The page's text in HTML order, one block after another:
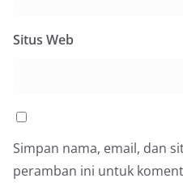
Situs Web
Simpan nama, email, dan
peramban ini untuk